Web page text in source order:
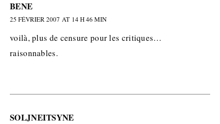
BENE
25 FÉVRIER 2007 AT 14 H 46 MIN
voilà, plus de censure pour les critiques…
raisonnables.
SOLJNEITSYNE